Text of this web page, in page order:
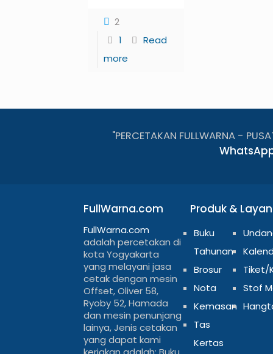
2
1
Read
more
"PERCETAKAN FULLWARNA -
FullWarna.com
FullWarna.com
adalah percetakan di
kota Yogyakarta
yang melayani jasa
cetak dengan mesin
Offset, Oliver 58,
Ryoby 52, Hamada
dan mesin penunjang
lainya, Jenis cetakan
yang dapat kami
Produk &
Buku
Tahunan
Brosur
Nota
Kemasan
Tas
Kertas
Tiket/
Stof